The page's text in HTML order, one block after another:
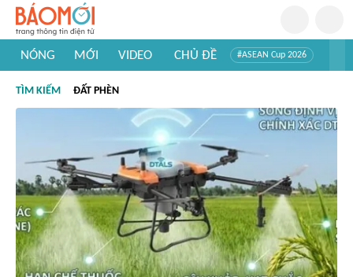
NÓNG MỚI VIDEO CHỦ ĐỀ #ASEAN Cup 2026
#Khám phá thế giới
TÌM KIẾM ĐẤT PHÈN